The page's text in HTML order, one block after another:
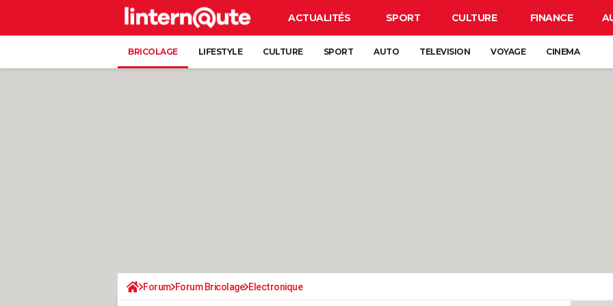
ACTUALITÉS SPORT CULTURE FINANCE
BRICOLAGE LIFESTYLE CULTURE SPORT AUTO TELEVISION VOYAGE CINEMA
Forum Forum Bricolage Electronique